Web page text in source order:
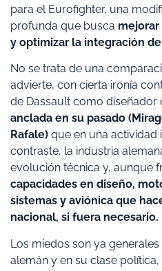
para el Eurofighter, una
profunda que busca
y optimizar la integración
No se trata de una
advierte, con cierta ironía
de Dassault como diseñador
anclada en su pasado
Rafale) que en una actividad
contraste, la industria
evolución técnica y, aunque
capacidades en diseño,
sistemas y aviónica que
nacional, si fuera necesario.
Los miedos son ya
alemán y en su clase